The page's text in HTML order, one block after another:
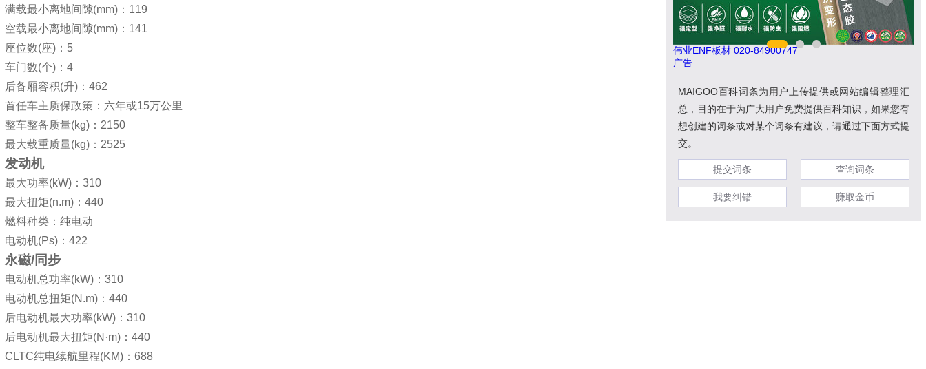
满载最小离地间隙(mm)：119
空载最小离地间隙(mm)：141
座位数(座)：5
车门数(个)：4
后备厢容积(升)：462
首任车主质保政策：六年或15万公里
整车整备质量(kg)：2150
最大载重质量(kg)：2525
发动机
最大功率(kW)：310
最大扭矩(n.m)：440
燃料种类：纯电动
电动机(Ps)：422
永磁/同步
电动机总功率(kW)：310
电动机总扭矩(N.m)：440
后电动机最大功率(kW)：310
后电动机最大扭矩(N·m)：440
CLTC纯电续航里程(KM)：688
伟业ENF板材 020-84900747
广告
MAIGOO百科词条为用户上传提供或网站编辑整理汇
总，目的在于为广大用户免费提供百科知识，如果您有
想创建的词条或对某个词条有建议，请通过下面方式提
交。
提交词条 查询词条
我要纠错 赚取金币